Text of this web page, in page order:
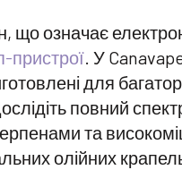
що означає
пристрої. У
для
повний
та
олійних